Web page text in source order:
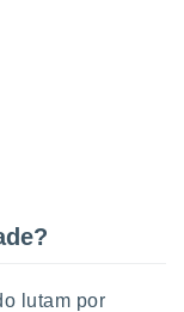
lutam por